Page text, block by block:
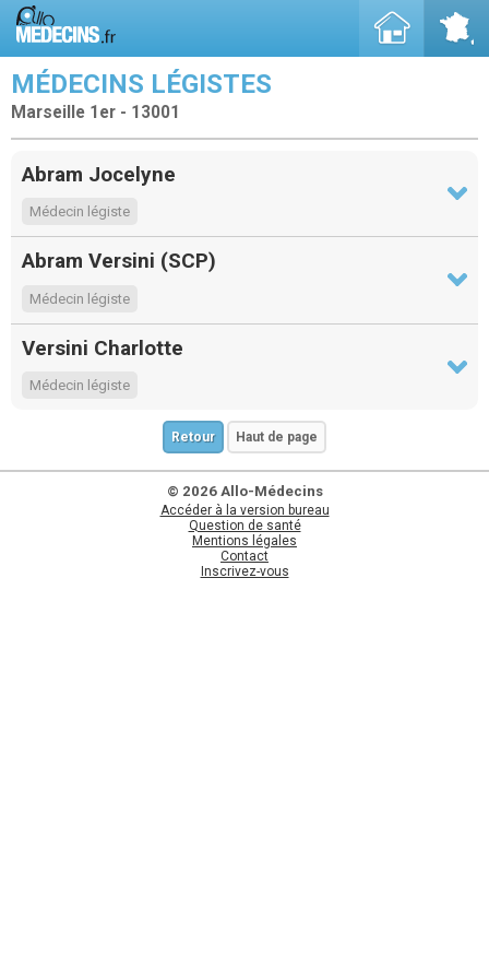
MÉDECINS LÉGISTES
Marseille 1er - 13001
Abram Jocelyne
Médecin légiste
Abram Versini (SCP)
Médecin légiste
Versini Charlotte
Médecin légiste
Retour Haut de page
© 2026 Allo-Médecins
Accéder à la version bureau
Question de santé
Mentions légales
Contact
Inscrivez-vous